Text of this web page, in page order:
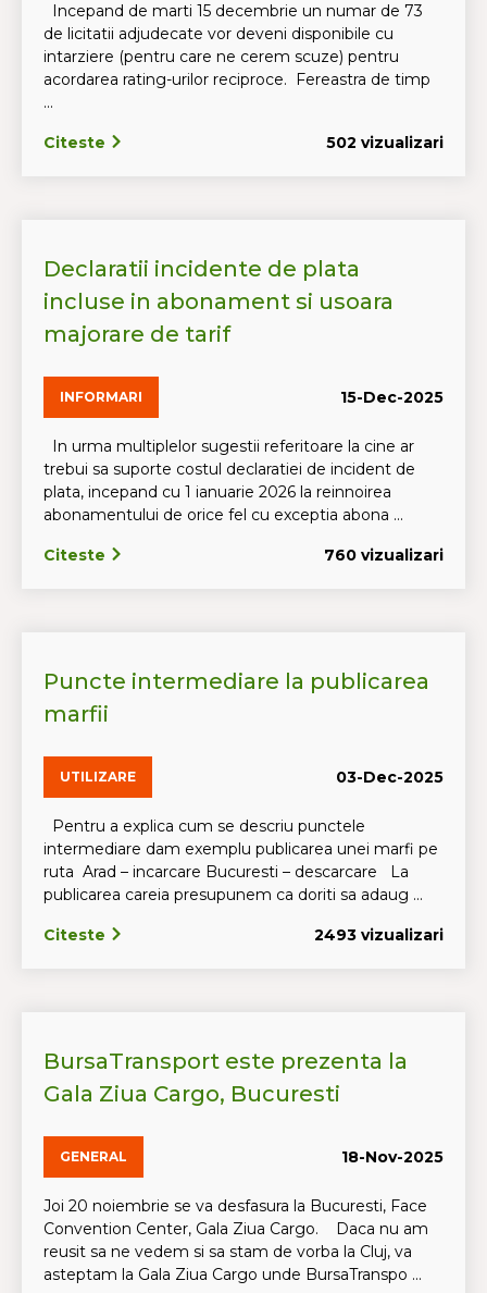
Incepand de marti 15 decembrie un numar de 73
de licitatii adjudecate vor deveni disponibile cu
intarziere (pentru care ne cerem scuze) pentru
acordarea rating-urilor reciproce. Fereastra de timp
...
Citeste 502 vizualizari
Declaratii incidente de plata
incluse in abonament si usoara
majorare de tarif
INFORMARI 15-Dec-2025
In urma multiplelor sugestii referitoare la cine ar
trebui sa suporte costul declaratiei de incident de
plata, incepand cu 1 ianuarie 2026 la reinnoirea
abonamentului de orice fel cu exceptia abona ...
Citeste 760 vizualizari
Puncte intermediare la publicarea
marfii
UTILIZARE 03-Dec-2025
Pentru a explica cum se descriu punctele
intermediare dam exemplu publicarea unei marfi pe
ruta Arad – incarcare Bucuresti – descarcare La
publicarea careia presupunem ca doriti sa adaug ...
Citeste 2493 vizualizari
BursaTransport este prezenta la
Gala Ziua Cargo, Bucuresti
GENERAL 18-Nov-2025
Joi 20 noiembrie se va desfasura la Bucuresti, Face
Convention Center, Gala Ziua Cargo. Daca nu am
reusit sa ne vedem si sa stam de vorba la Cluj, va
asteptam la Gala Ziua Cargo unde BursaTranspo ...